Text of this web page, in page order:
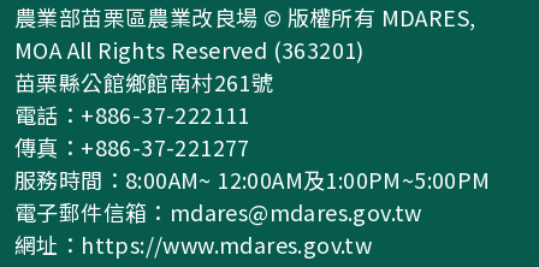
農業部苗栗區農業改良場 © 版權所有 MDARES,
MOA All Rights Reserved (363201)
苗栗縣公館鄉館南村261號
電話：+886-37-222111
傳真：+886-37-221277
服務時間：8:00AM~ 12:00AM及1:00PM~5:00PM
電子郵件信箱： mdares@mdares.gov.tw
網址： https://www.mdares.gov.tw